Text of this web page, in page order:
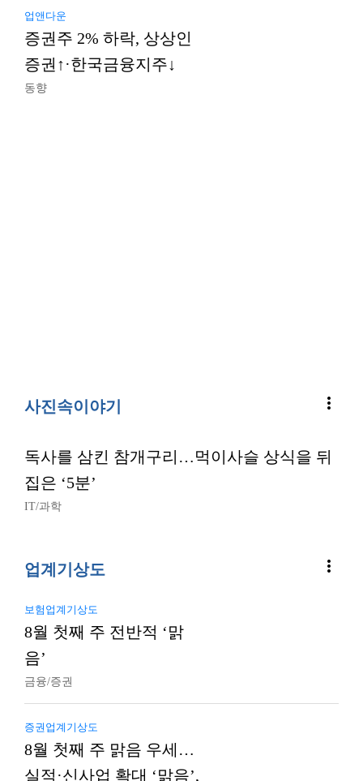
업앤다운
증권주 2% 하락, 상상인
증권↑·한국금융지주↓
동향
사진속이야기 more_vert
독사를 삼킨 참개구리…먹이사슬 상식을 뒤
집은 ‘5분’
IT/과학
업계기상도 more_vert
보험업계기상도
8월 첫째 주 전반적 ‘맑
음’
금융/증권
증권업계기상도
8월 첫째 주 맑음 우세…
실적·신사업 확대 ‘맑음’,